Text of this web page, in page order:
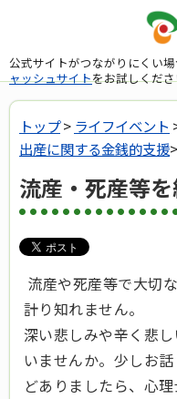
公式サイトがつながりにくい
ャッシュサイトをお試しくだ
トップ> ライフイベント
出産に関する金銭的支援
流産・死産等
流産や死産等で大切
計り知れません。
深い悲しみや辛く悲
いませんか。少しお
どありましたら、心